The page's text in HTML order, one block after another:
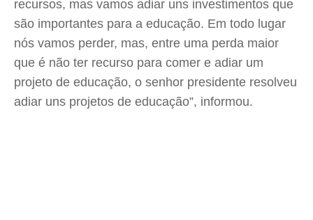
recursos, mas vamos adiar uns investimentos que
são importantes para a educação. Em todo lugar
nós vamos perder, mas, entre uma perda maior
que é não ter recurso para comer e adiar um
projeto de educação, o senhor presidente resolveu
adiar uns projetos de educação”, informou.